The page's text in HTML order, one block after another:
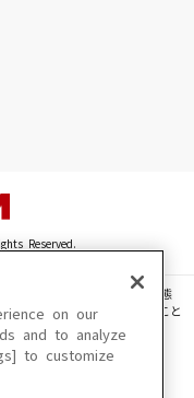
Reserved.
・動画・音声等を、手段や形態
転載、ファイル化などすること
い場合があります。
合があります。
on our
and to analyze
to customize